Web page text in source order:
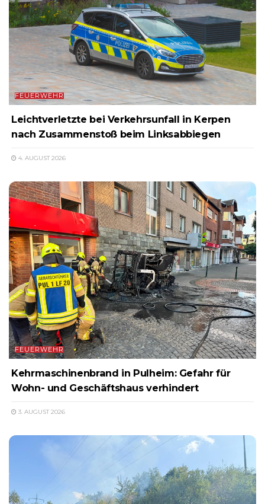
FEUERWEHR
Leichtverletzte bei Verkehrsunfall in Kerpen
nach Zusammenstoß beim Linksabbiegen
4. AUGUST 2026
FEUERWEHR
Kehrmaschinenbrand in Pulheim: Gefahr für
Wohn- und Geschäftshaus verhindert
3. AUGUST 2026